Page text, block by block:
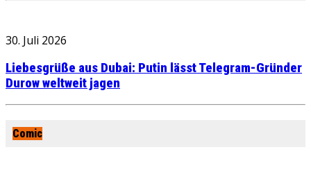
30. Juli 2026
Liebesgrüße aus Dubai: Putin lässt Telegram-Gründer
Durow weltweit jagen
Comic